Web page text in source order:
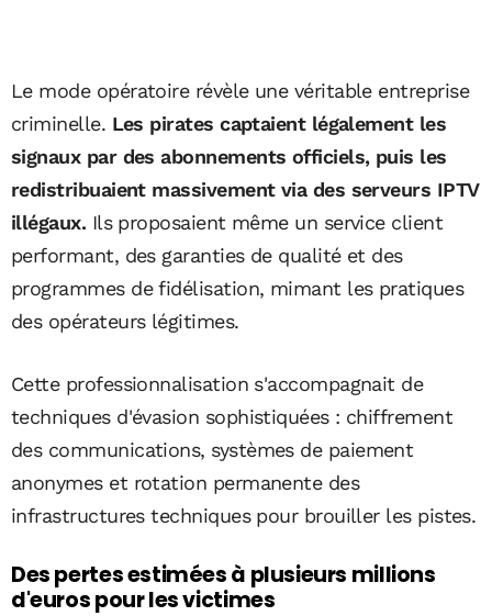
Le mode opératoire révèle une véritable entreprise
criminelle. Les pirates captaient légalement les
signaux par des abonnements officiels, puis les
redistribuaient massivement via des serveurs IPTV
illégaux. Ils proposaient même un service client
performant, des garanties de qualité et des
programmes de fidélisation, mimant les pratiques
des opérateurs légitimes.
Cette professionnalisation s'accompagnait de
techniques d'évasion sophistiquées : chiffrement
des communications, systèmes de paiement
anonymes et rotation permanente des
infrastructures techniques pour brouiller les pistes.
Des pertes estimées à plusieurs millions
d'euros pour les victimes